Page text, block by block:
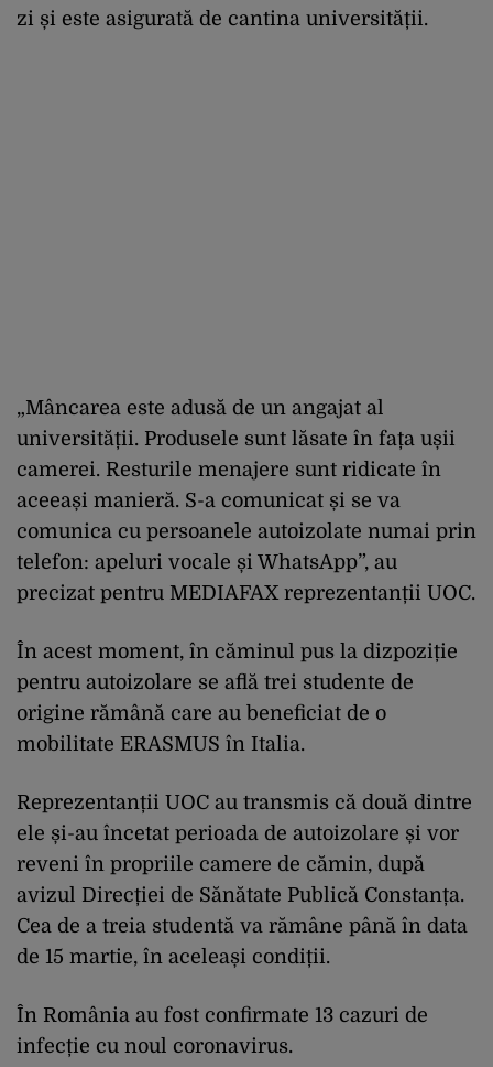
zi și este asigurată de cantina universității.
„Mâncarea este adusă de un angajat al
universității. Produsele sunt lăsate în fața ușii
camerei. Resturile menajere sunt ridicate în
aceeași manieră. S-a comunicat și se va
comunica cu persoanele autoizolate numai prin
telefon: apeluri vocale și WhatsApp”, au
precizat pentru MEDIAFAX reprezentanții UOC.
În acest moment, în căminul pus la dizpoziție
pentru autoizolare se află trei studente de
origine rămână care au beneficiat de o
mobilitate ERASMUS în Italia.
Reprezentanții UOC au transmis că două dintre
ele și-au încetat perioada de autoizolare și vor
reveni în propriile camere de cămin, după
avizul Direcției de Sănătate Publică Constanța.
Cea de a treia studentă va rămâne până în data
de 15 martie, în aceleași condiții.
În România au fost confirmate 13 cazuri de
infecție cu noul coronavirus.